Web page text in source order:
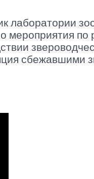
лаборатории
мероприятия по
сбежавшими